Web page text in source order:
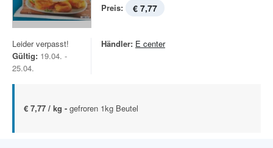
Preis: € 7,77
Leider verpasst!
Gültig: 19.04. -
25.04.
Händler: E center
€ 7,77 / kg - gefroren 1kg Beutel